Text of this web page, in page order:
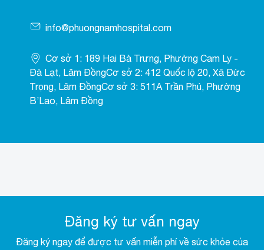
info@phuongnamhospital.com
Cơ sở 1: 189 Hai Bà Trưng, Phường Cam Ly -
Đà Lạt, Lâm ĐồngCơ sở 2: 412 Quốc lộ 20, Xã Đức
Trọng, Lâm ĐồngCơ sở 3: 511A Trần Phú, Phường
B’Lao, Lâm Đồng
Đăng ký tư vấn ngay
Đăng ký ngay để được tư vấn miễn phí về sức khỏe của